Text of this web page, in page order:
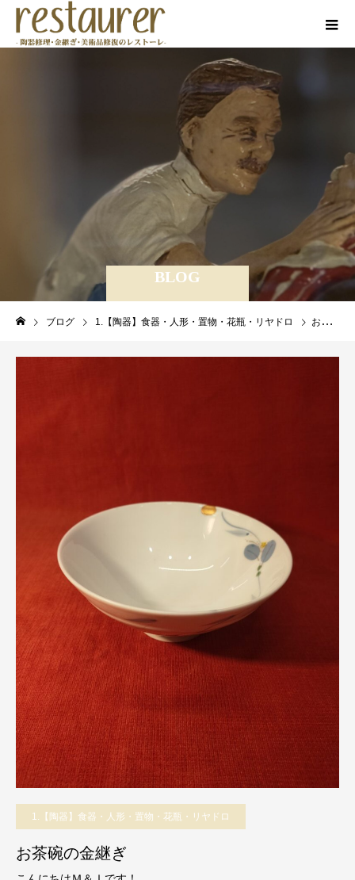
BLOG
ブログ 1.【陶器】食器・人形・置物・花瓶・リヤドロ お茶碗の金継ぎ
1.【陶器】食器・人形・置物・花瓶・リヤドロ
お茶碗の金継ぎ